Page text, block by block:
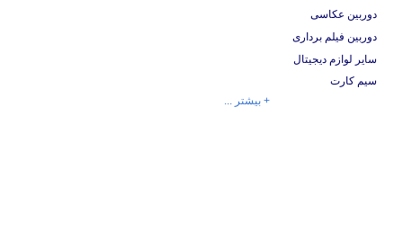
دوربین عکاسی
دوربین فیلم برداری
سایر لوازم دیجیتال
سیم کارت
+ بیشتر ...